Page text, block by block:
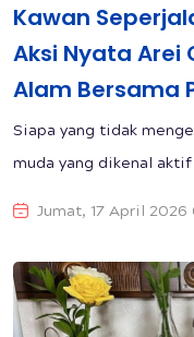
Kawan
Aksi Nyata Arei
Alam Bersama
Siapa yang tidak
muda yang dikenal
Jumat, 17 April 2026